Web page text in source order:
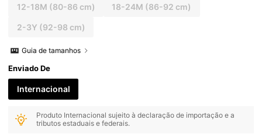
12-18M (80-86 cm) 18-24M (86-92 cm)
2-3Y (92-98 cm)
Guia de tamanhos
Enviado De
Internacional
Produto Internacional sujeito à declaração de importação e a
tributos estaduais e federais.